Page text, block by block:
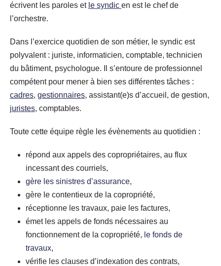
écrivent les paroles et le syndic en est le chef de
l’orchestre.
Dans l’exercice quotidien de son métier, le syndic est
polyvalent : juriste, informaticien, comptable, technicien
du bâtiment, psychologue. Il s’entoure de professionnel
compétent pour mener à bien ses différentes tâches :
cadres, gestionnaires, assistant(e)s d’accueil, de gestion,
juristes, comptables.
Toute cette équipe règle les évènements au quotidien :
répond aux appels des copropriétaires, au flux
incessant des courriels,
gère les sinistres d’assurance,
gère le contentieux de la copropriété,
réceptionne les travaux, paie les factures,
émet les appels de fonds nécessaires au
fonctionnement de la copropriété, le fonds de
travaux,
vérifie les clauses d’indexation des contrats,